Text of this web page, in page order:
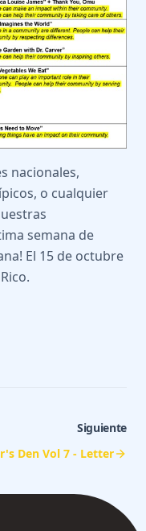
nacionales,
o cualquier
semana de
El 15 de octubre
Siguiente
Den Vol 7 - Letter